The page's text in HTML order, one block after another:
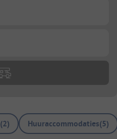
(2) Huuraccommodaties(5)